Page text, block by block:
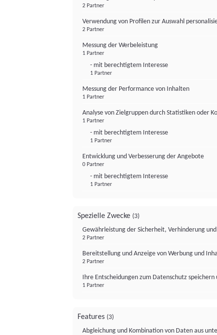
2 Partner
Verwendung von Profilen zur Auswahl
2 Partner
Messung der Werbeleistung
1 Partner
- mit berechtigtem Interesse
1 Partner
Messung der Performance von Inhalten
1 Partner
Analyse von Zielgruppen durch Statistiken oder
1 Partner
- mit berechtigtem Interesse
1 Partner
Entwicklung und Verbesserung der Angebote
0 Partner
- mit berechtigtem Interesse
1 Partner
Spezielle Zwecke (3)
Gewährleistung der Sicherheit, Verhinderung
2 Partner
Bereitstellung und Anzeige von Werbung und
2 Partner
Ihre Entscheidungen zum Datenschutz
1 Partner
Features (3)
Abgleichung und Kombination von Daten aus